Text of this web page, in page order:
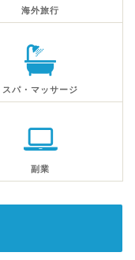
海外旅行
スパ・マッサージ
副業